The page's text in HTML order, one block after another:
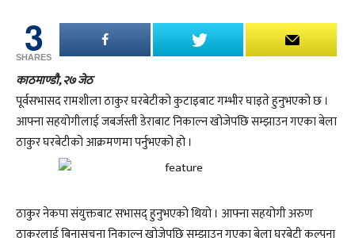
3
SHARES
काठमाण्डौ, २७ जेठ
पूर्वसभासद रामशीला ठाकुर घरबेटीको कुटाइबाट गम्भीर घाइते हुनुभएको छ ।
आफ्ना सहयोगीलाई जबर्जस्ती डेराबाट निकाल्न खोजेपछि सम्झाउन गएका बेला
ठाकुर घरबेटीको आक्रमणमा पर्नुभएको हो ।
ठाकुर नेकपा संयुक्तबाट सभासद् हुनुभएको थियो । आफ्ना सहयोगी अरुण